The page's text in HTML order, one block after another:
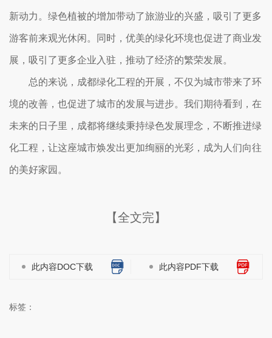
新动力。绿色植被的增加带动了旅游业的兴盛，吸引了更多
游客前来观光休闲。同时，优美的绿化环境也促进了商业发
展，吸引了更多企业入驻，推动了经济的繁荣发展。
总的来说，成都绿化工程的开展，不仅为城市带来了环
境的改善，也促进了城市的发展与进步。我们期待看到，在
未来的日子里，成都将继续秉持绿色发展理念，不断推进绿
化工程，让这座城市焕发出更加绚丽的光彩，成为人们向往
的美好家园。
【全文完】
此内容DOC下载 此内容PDF下载
标签：